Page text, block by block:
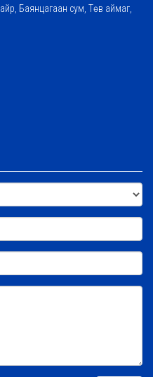
Баянцагаан сум, Төв аймаг,